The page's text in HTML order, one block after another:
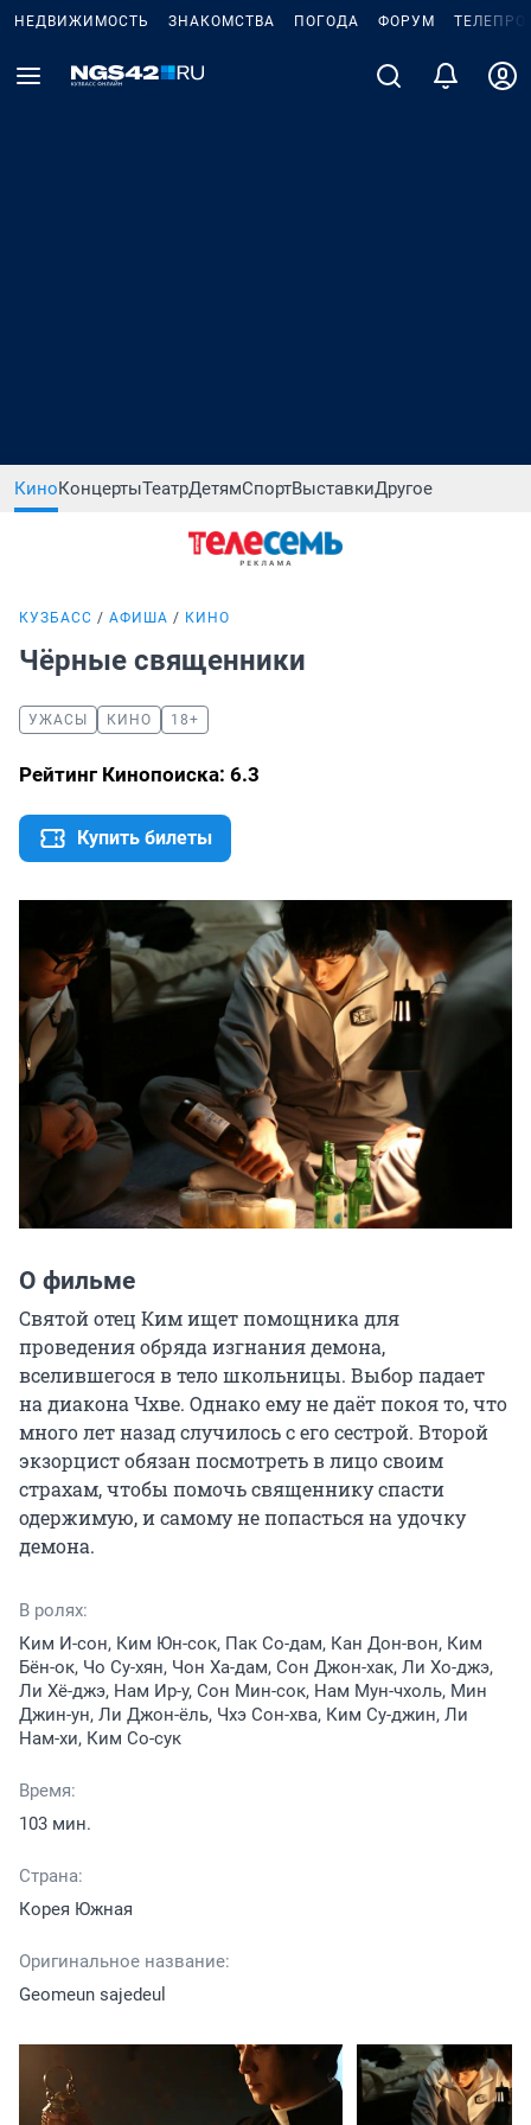
НЕДВИЖИМОСТЬ ЗНАКОМСТВА ПОГОДА ФОРУМ
КиноКонцертыТеатрДетямСпортВыставкиДругое
КУЗБАСС АФИША КИНО
Чёрные священники
УЖАСЫ КИНО 18+
Рейтинг Кинопоиска: 6.3
Купить билеты
О фильме
Святой отец Ким ищет помощника для
проведения обряда изгнания демона,
вселившегося в тело школьницы. Выбор падает
на диакона Чхве. Однако ему не даёт покоя то, что
много лет назад случилось с его сестрой. Второй
экзорцист обязан посмотреть в лицо своим
страхам, чтобы помочь священнику спасти
одержимую, и самому не попасться на удочку
демона.
В ролях:
Ким И-сон, Ким Юн-сок, Пак Со-дам, Кан Дон-вон, Ким
Бён-ок, Чо Су-хян, Чон Ха-дам, Сон Джон-хак, Ли Хо-джэ,
Ли Хё-джэ, Нам Ир-у, Сон Мин-сок, Нам Мун-чхоль, Мин
Джин-ун, Ли Джон-ёль, Чхэ Сон-хва, Ким Су-джин, Ли
Нам-хи, Ким Со-сук
Время:
103 мин.
Страна:
Корея Южная
Оригинальное название:
Geomeun sajedeul